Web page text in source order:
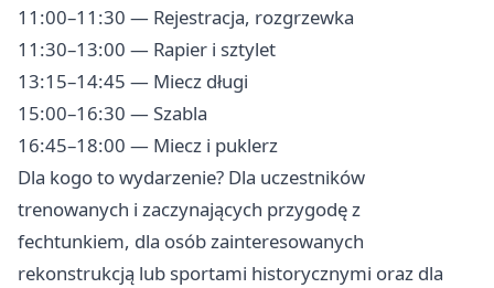
11:00–11:30 — Rejestracja, rozgrzewka
11:30–13:00 — Rapier i sztylet
13:15–14:45 — Miecz długi
15:00–16:30 — Szabla
16:45–18:00 — Miecz i puklerz
Dla kogo to wydarzenie? Dla uczestników
trenowanych i zaczynających przygodę z
fechtunkiem, dla osób zainteresowanych
rekonstrukcją lub sportami historycznymi oraz dla